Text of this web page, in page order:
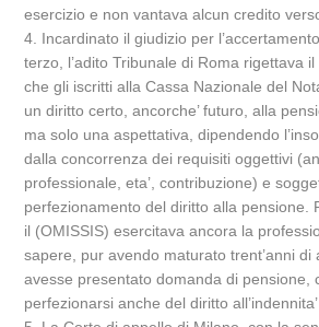
esercizio e non vantava alcun credito
4. Incardinato il giudizio per
terzo, l’adito Tribunale di Roma rigettava
che gli iscritti alla Cassa Nazionale del
un diritto certo, ancorche’ futuro, alla
ma solo una aspettativa, dipendendo
dalla concorrenza dei requisiti oggettivi
professionale, eta’, contribuzione) e
perfezionamento del diritto alla pensione.
il (OMISSIS) esercitava ancora la
sapere, pur avendo maturato trent’anni di
avesse presentato domanda di pensione,
perfezionarsi anche del diritto